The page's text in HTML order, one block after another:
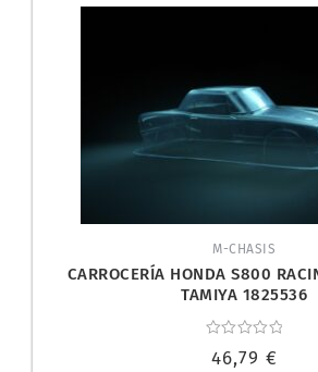
M-CHASIS
CARROCERÍA HONDA S800
TAMIYA 1825536
con
46,79 €